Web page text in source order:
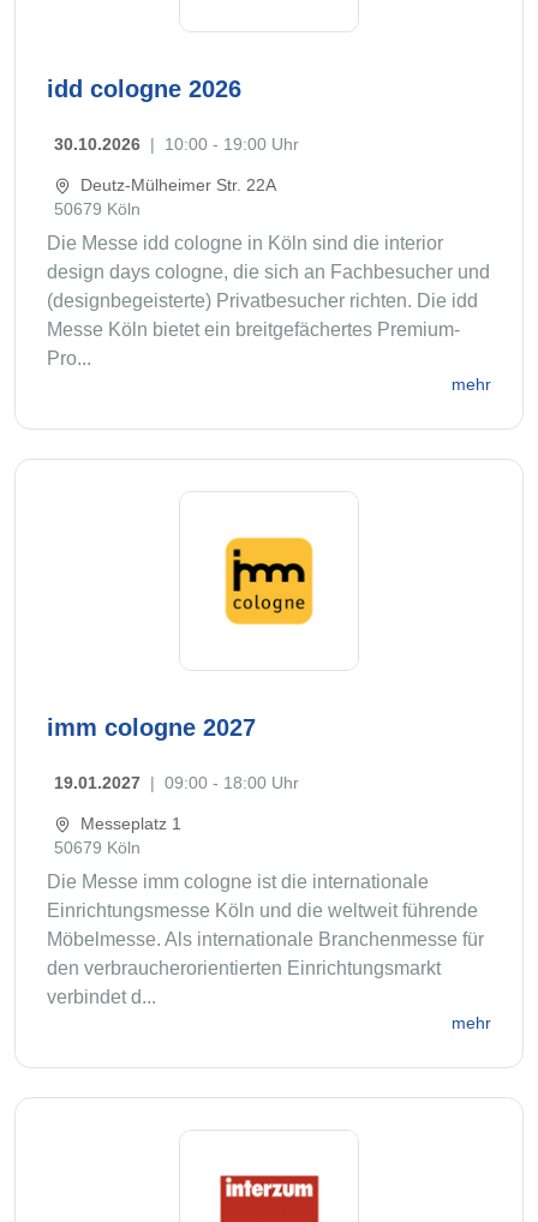
idd cologne 2026
30.10.2026 | 10:00 - 19:00 Uhr
Deutz-Mülheimer Str. 22A
50679 Köln
Die Messe idd cologne in Köln sind die interior
design days cologne, die sich an Fachbesucher und
(designbegeisterte) Privatbesucher richten. Die idd
Messe Köln bietet ein breitgefächertes Premium-
Pro...
mehr
imm cologne 2027
19.01.2027 | 09:00 - 18:00 Uhr
Messeplatz 1
50679 Köln
Die Messe imm cologne ist die internationale
Einrichtungsmesse Köln und die weltweit führende
Möbelmesse. Als internationale Branchenmesse für
den verbraucherorientierten Einrichtungsmarkt
verbindet d...
mehr